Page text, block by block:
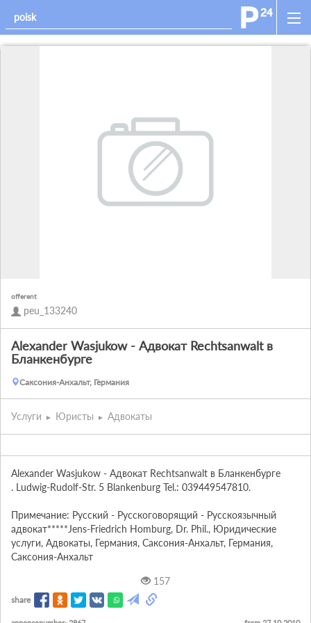
offerent
peu_133240
Alexander Wasjukow - Адвокат Rechtsanwalt в
Бланкенбурге
Саксония-Анхальт, Германия
Услуги Юристы Адвокаты
Alexander Wasjukow - Адвокат Rechtsanwalt в Бланкенбурге
. Ludwig-Rudolf-Str. 5 Blankenburg Tel.: 039449547810.
Примечание: Русский - Русскоговорящий - Русскоязычный
адвокат*****Jens-Friedrich Homburg, Dr. Phil., Юридические
услуги, Адвокаты, Германия, Саксония-Анхальт, Германия,
Саксония-Анхальт
157
share